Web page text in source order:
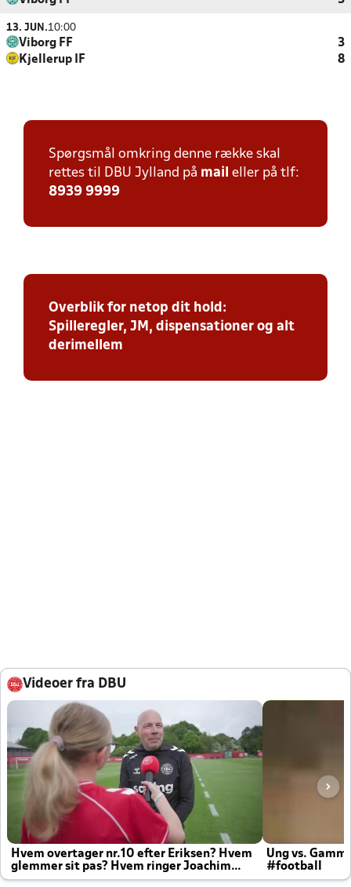
13. JUN.10:00
Viborg FF
3
Kjellerup IF
8
Spørgsmål omkring denne række skal
rettes til DBU Jylland på mail eller på tlf:
8939 9999
Overblik for netop dit hold:
Spilleregler, JM, dispensationer og alt
derimellem
Videoer fra DBU
Hvem overtager nr.10 efter Eriksen? Hvem
glemmer sit pas? Hvem ringer Joachim
altid til efter kampe?
Ung vs.
#football